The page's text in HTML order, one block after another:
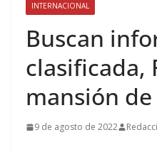
INTERNACIONAL
Buscan
clasificada,
mansión
9 de agosto de 2022